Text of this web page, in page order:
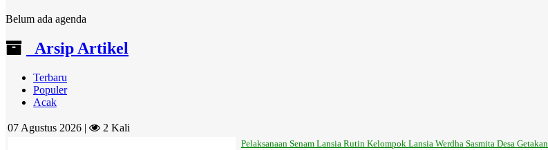
Belum ada agenda
Arsip Artikel
Terbaru
Populer
Acak
07 Agustus 2026 | 2 Kali
Pelaksanaan Senam Lansia Rutin Kelompok Lansia Werdha Sasmita Desa Getakan